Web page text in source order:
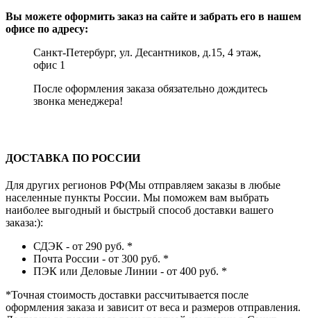
Вы можете оформить заказ на сайте и забрать его в нашем
офисе по адресу:
Санкт-Петербург, ул. Десантников, д.15, 4 этаж,
офис 1
После оформления заказа обязательно дождитесь
звонка менеджера!
ДОСТАВКА ПО РОССИИ
Для других регионов РФ(Мы отправляем заказы в любые
населенные пункты России. Мы поможем вам выбрать
наиболее выгодный и быстрый способ доставки вашего
заказа:):
СДЭК - от 290 руб. *
Почта России - от 300 руб. *
ПЭК или Деловые Линии - от 400 руб. *
*Точная стоимость доставки рассчитывается после
оформления заказа и зависит от веса и размеров отправления.